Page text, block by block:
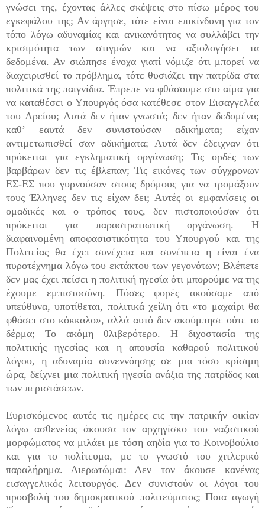
γνώσει της, έχοντας άλλες σκέψεις στο πίσω μέρος του
εγκεφάλου της; Αν άργησε, τότε είναι επικίνδυνη για τον
τόπο λόγω αδυναμίας και ανικανότητος να συλλάβει την
κρισιμότητα των στιγμών και να αξιολογήσει τα
δεδομένα. Αν σιώπησε ένοχα γιατί νόμιζε ότι μπορεί να
διαχειρισθεί το πρόβλημα, τότε θυσιάζει την πατρίδα στα
πολιτικά της παιγνίδια. Έπρεπε να φθάσουμε στο αίμα για
να καταθέσει ο Υπουργός όσα κατέθεσε στον Εισαγγελέα
του Αρείου; Αυτά δεν ήταν γνωστά; δεν ήταν δεδομένα;
καθ’ εαυτά δεν συνιστούσαν αδικήματα; είχαν
αντιμετωπισθεί σαν αδικήματα; Αυτά δεν έδειχναν ότι
πρόκειται για εγκληματική οργάνωση; Τις ορδές των
βαρβάρων δεν τις έβλεπαν; Τις εικόνες των σύγχρονων
ΕΣ-ΕΣ που γυρνούσαν στους δρόμους για να τρομάξουν
τους Έλληνες δεν τις είχαν δει; Αυτές οι εμφανίσεις οι
ομαδικές και ο τρόπος τους, δεν πιστοποιούσαν ότι
πρόκειται για παραστρατιωτική οργάνωση. Η
διαφαινομένη αποφασιστικότητα του Υπουργού και της
Πολιτείας θα έχει συνέχεια και συνέπεια η είναι ένα
πυροτέχνημα λόγω του εκτάκτου των γεγονότων; Βλέπετε
δεν μας έχει πείσει η πολιτική ηγεσία ότι μπορούμε να της
έχουμε εμπιστοσύνη. Πόσες φορές ακούσαμε από
υπεύθυνα, υποτίθεται, πολιτικά χείλη ότι «το μαχαίρι θα
φθάσει στο κόκκαλο», αλλά αυτό δεν ακούμπησε ούτε το
δέρμα; Το ακόμη θλιβερότερο. Η διχοστασία της
πολιτικής ηγεσίας και η απουσία καθαρού πολιτικού
λόγου, η αδυναμία συνεννόησης σε μια τόσο κρίσιμη
ώρα, δείχνει μια πολιτική ηγεσία ανάξια της πατρίδος και
των περιστάσεων.
Ευρισκόμενος αυτές τις ημέρες εις την πατρικήν οικίαν
λόγω ασθενείας άκουσα τον αρχηγίσκο του ναζιστικού
μορφώματος να μιλάει με τόση αηδία για το Κοινοβούλιο
και για το πολίτευμα, με το γνωστό του χιτλερικό
παραλήρημα. Διερωτώμαι: Δεν τον άκουσε κανένας
εισαγγελικός λειτουργός. Δεν συνιστούν οι λόγοι του
προσβολή του δημοκρατικού πολιτεύματος; Ποια αγωγή